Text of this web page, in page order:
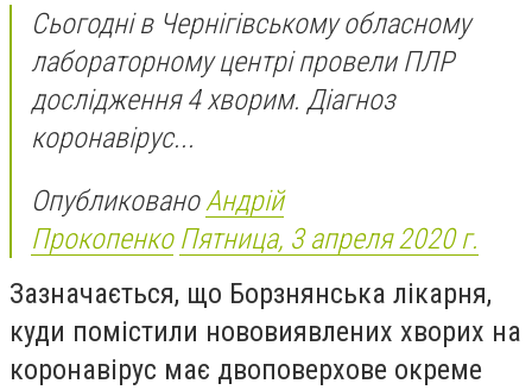
Сьогодні в Чернігівському обласному
лабораторному центрі провели ПЛР
дослідження 4 хворим. Діагноз
коронавірус...
ОпубликованоАндрій
Прокопенко Пятница, 3 апреля 2020 г.
Зазначається, що Борзнянська лікарня,
куди помістили нововиявлених хворих на
коронавірус має двоповерхове окреме